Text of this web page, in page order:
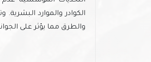
الكوادر والموارد
والطرق مما يؤثر على